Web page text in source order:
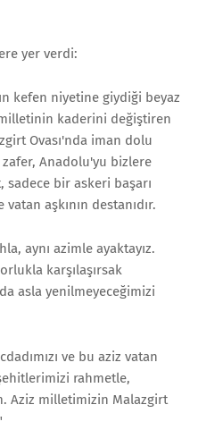
yer verdi:
kefen niyetine giydiği beyaz
kaderini değiştiren
Ovası'nda iman dolu
Anadolu'yu bizlere
sadece bir askeri başarı
aşkının destanıdır.
aynı azimle ayaktayız.
karşılaşırsak
asla yenilmeyeceğimizi
ve bu aziz vatan
rahmetle,
Aziz milletimizin Malazgirt